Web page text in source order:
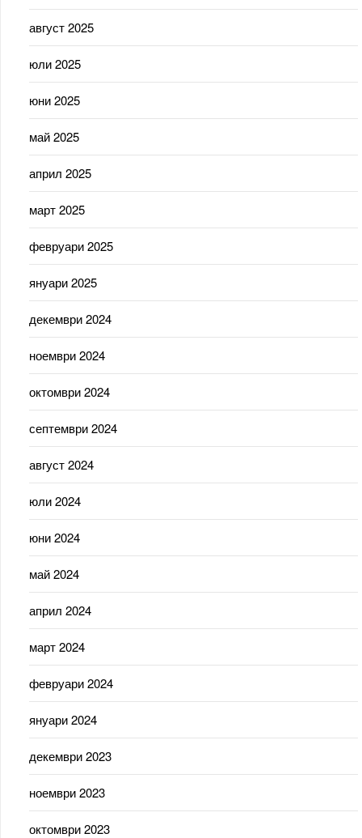
август 2025
юли 2025
юни 2025
май 2025
април 2025
март 2025
февруари 2025
януари 2025
декември 2024
ноември 2024
октомври 2024
септември 2024
август 2024
юли 2024
юни 2024
май 2024
април 2024
март 2024
февруари 2024
януари 2024
декември 2023
ноември 2023
октомври 2023